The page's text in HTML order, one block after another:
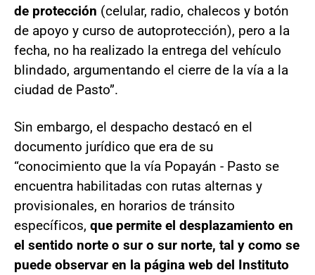
de protección (celular, radio, chalecos y botón
de apoyo y curso de autoprotección), pero a la
fecha, no ha realizado la entrega del vehículo
blindado, argumentando el cierre de la vía a la
ciudad de Pasto”.
Sin embargo, el despacho destacó en el
documento jurídico que era de su
“conocimiento que la vía Popayán - Pasto se
encuentra habilitadas con rutas alternas y
provisionales, en horarios de tránsito
específicos, que permite el desplazamiento en
el sentido norte o sur o sur norte, tal y como se
puede observar en la página web del Instituto